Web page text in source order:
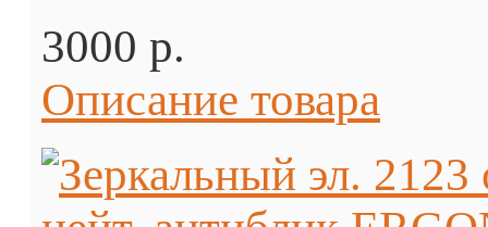
3000 p.
Описание товара